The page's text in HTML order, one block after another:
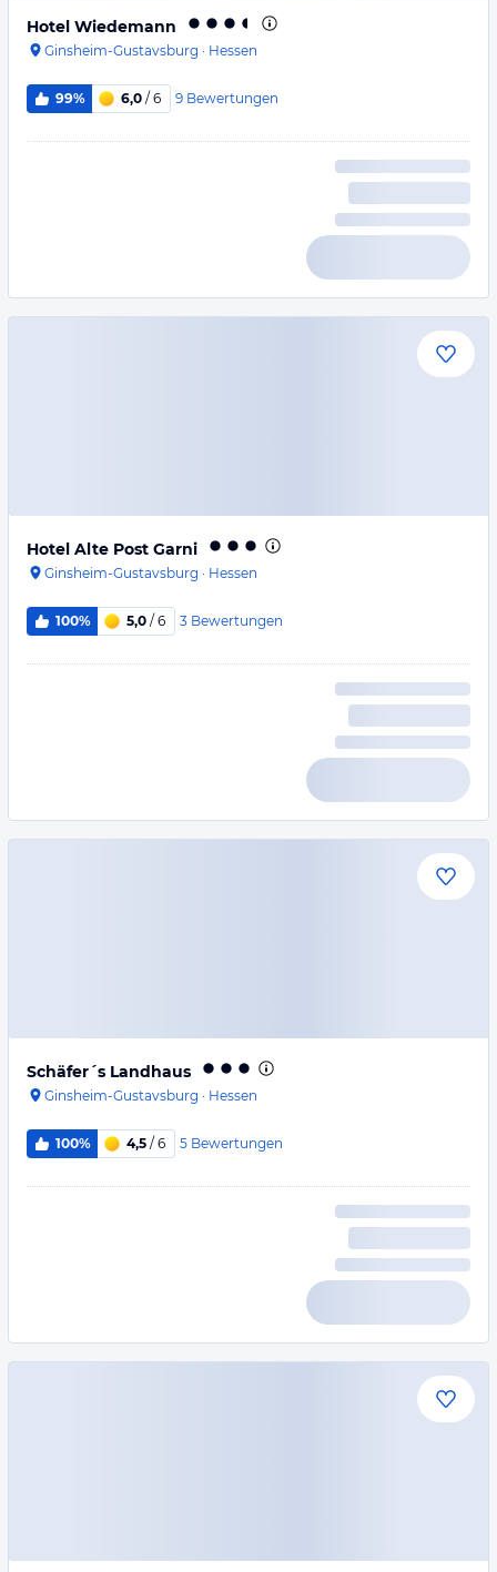
Hotel Wiedemann
Ginsheim-Gustavsburg · Hessen
99% 6,0 / 6 9 Bewertungen
Hotel Alte Post Garni
Ginsheim-Gustavsburg · Hessen
100% 5,0 / 6 3 Bewertungen
Schäfer´s Landhaus
Ginsheim-Gustavsburg · Hessen
100% 4,5 / 6 5 Bewertungen